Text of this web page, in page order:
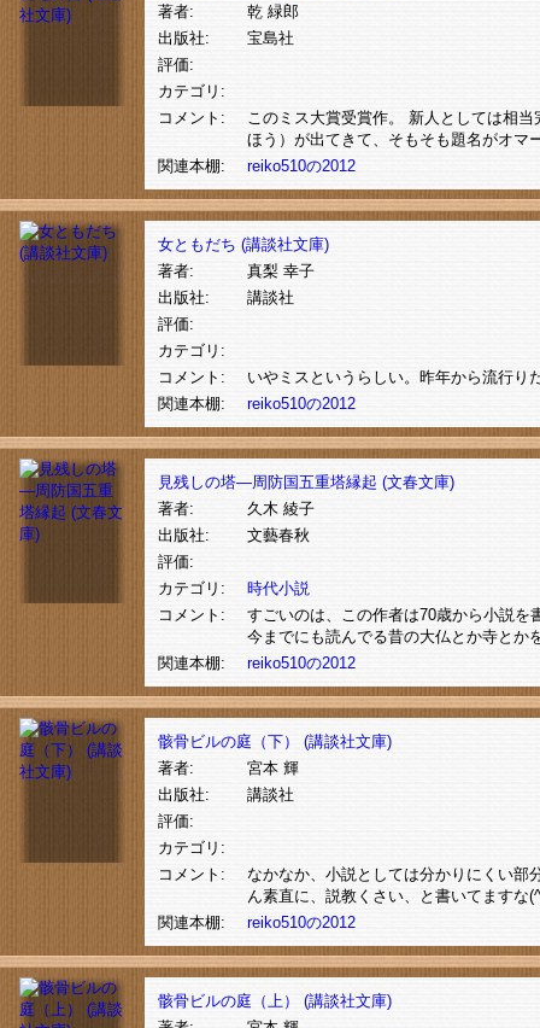
著者:
乾 緑郎
出版社:
宝島社
評価:
カテゴリ:
コメント:
このミス大賞受賞作。 新人としては相
ほう）が出てきて、そもそも題名がオマ
関連本棚:
reiko510の2012
女ともだち (講談社文庫)
著者:
真梨 幸子
出版社:
講談社
評価:
カテゴリ:
コメント:
いやミスというらしい。昨年から流行り
関連本棚:
reiko510の2012
見残しの塔―周防国五重塔縁起 (文春文庫)
著者:
久木 綾子
出版社:
文藝春秋
評価:
カテゴリ:
時代小説
コメント:
すごいのは、この作者は70歳から小説を
今までにも読んでる昔の大仏とか寺とか
関連本棚:
reiko510の2012
骸骨ビルの庭（下） (講談社文庫)
著者:
宮本 輝
出版社:
講談社
評価:
カテゴリ:
コメント:
なかなか、小説としては分かりにくい部
ん素直に、説教くさい、と書いてますな
関連本棚:
reiko510の2012
骸骨ビルの庭（上） (講談社文庫)